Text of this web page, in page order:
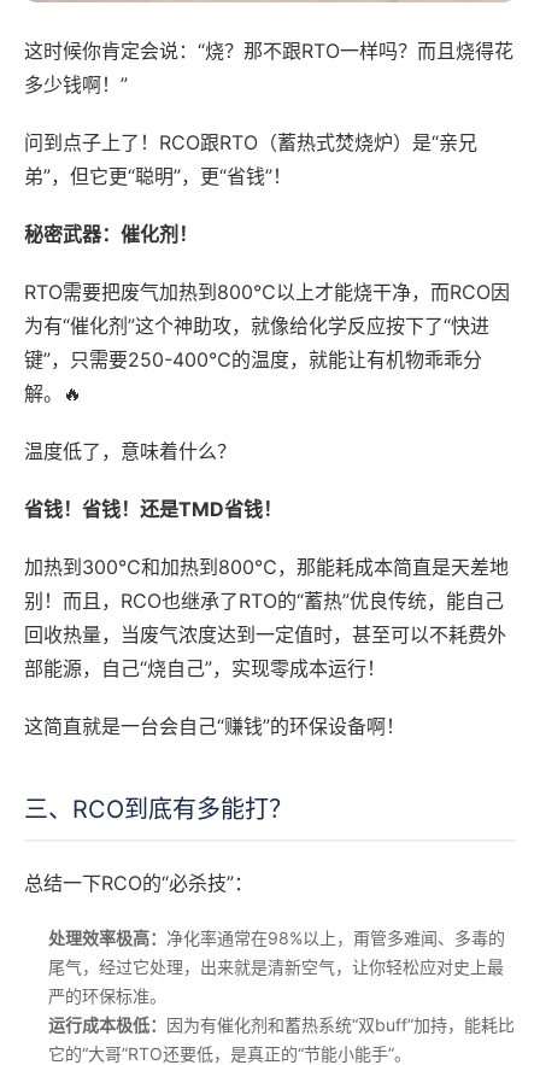
这时候你肯定会说：“烧？那不跟RTO一样吗？而且烧得花
多少钱啊！”
问到点子上了！RCO跟RTO（蓄热式焚烧炉）是“亲兄
弟”，但它更“聪明”，更“省钱”！
秘密武器：催化剂！
RTO需要把废气加热到800℃以上才能烧干净，而RCO因
为有“催化剂”这个神助攻，就像给化学反应按下了“快进
键”，只需要250-400℃的温度，就能让有机物乖乖分
解。🔥
温度低了，意味着什么？
省钱！省钱！还是TMD省钱！
加热到300℃和加热到800℃，那能耗成本简直是天差地
别！而且，RCO也继承了RTO的“蓄热”优良传统，能自己
回收热量，当废气浓度达到一定值时，甚至可以不耗费外
部能源，自己“烧自己”，实现零成本运行！
这简直就是一台会自己“赚钱”的环保设备啊！
三、RCO到底有多能打？
总结一下RCO的“必杀技”：
处理效率极高： 净化率通常在98%以上，甭管多难闻、多毒的
尾气，经过它处理，出来就是清新空气，让你轻松应对史上最
严的环保标准。
运行成本极低： 因为有催化剂和蓄热系统“双buff”加持，能耗比
它的“大哥”RTO还要低，是真正的“节能小能手”。